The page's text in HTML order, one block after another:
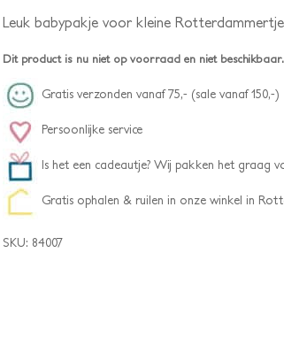
Leuk babypakje voor kleine
Dit product is nu niet op voorraad en niet beschikbaar.
Gratis verzonden vanaf 75,- (sale vanaf 150,-)
Persoonlijke service
Is het een cadeautje? Wij pakken het graag
Gratis ophalen & ruilen in onze winkel in
SKU: 84007